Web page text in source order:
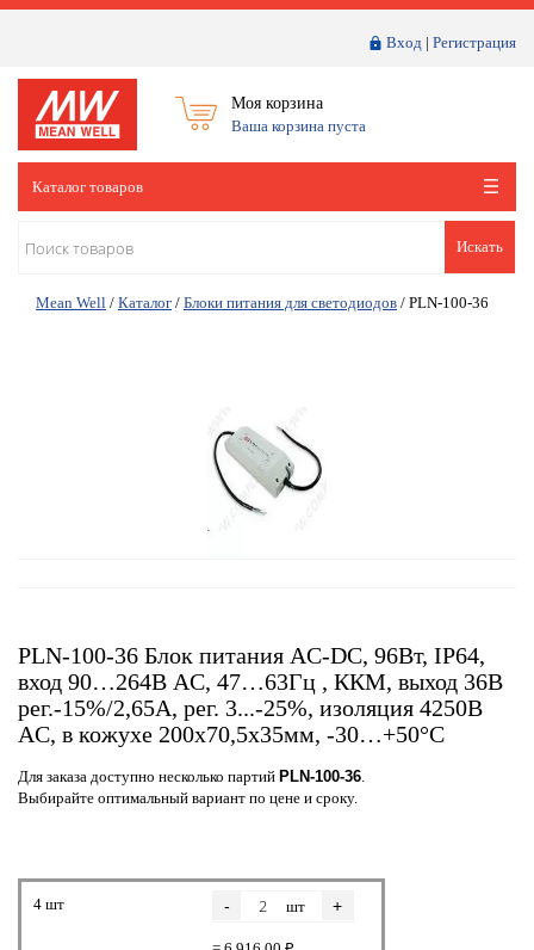
Вход | Регистрация
Моя корзина
Ваша корзина пуста
Каталог товаров
Искать
Mean Well / Каталог / Блоки питания для светодиодов / PLN-100-36
PLN-100-36 Блок питания AC-DC, 96Вт, IP64,
вход 90…264В AC, 47…63Гц , ККМ, выход 36В
рег.-15%/2,65A, рег. 3...-25%, изоляция 4250В
AC, в кожухе 200х70,5х35мм, -30…+50°С
Для заказа доступно несколько партий PLN-100-36
Выбирайте оптимальный вариант по цене и сроку.
4 шт - шт +